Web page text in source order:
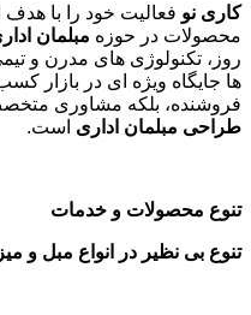
کاری نو فعالیت خود را با هدف
محصولات در حوزه مبلمان
روز، تکنولوژی های مدرن و
ها جایگاه ویژه ای در بازار
فروشنده، بلکه مشاوری
طراحی مبلمان اداری است.
تنوع محصولات و خدمات
تنوع بی نظیر در انواع مبل و